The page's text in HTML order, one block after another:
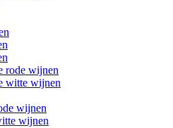
rode wijnen
witte wijnen
wijnen
wijnen